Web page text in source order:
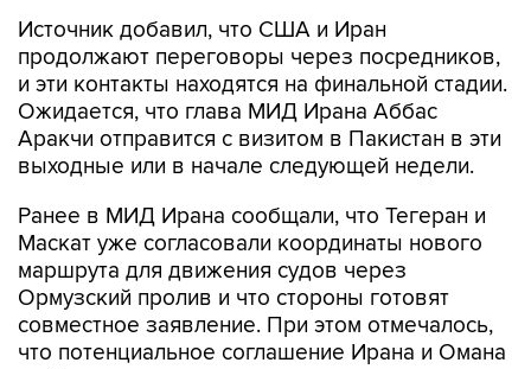
Источник добавил, что США и Иран
продолжают переговоры через посредников,
и эти контакты находятся на финальной стадии.
Ожидается, что глава МИД Ирана Аббас
Аракчи отправится с визитом в Пакистан в эти
выходные или в начале следующей недели.
Ранее в МИД Ирана сообщали, что Тегеран и
Маскат уже согласовали координаты нового
маршрута для движения судов через
Ормузский пролив и что стороны готовят
совместное заявление. При этом отмечалось,
что потенциальное соглашение Ирана и Омана